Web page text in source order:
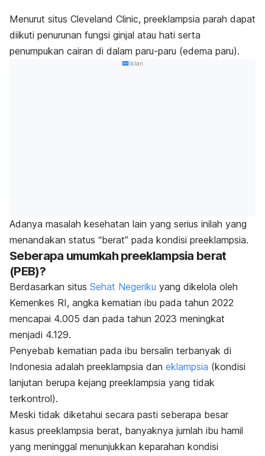
Menurut situs Cleveland Clinic, preeklampsia parah dapat
diikuti penurunan fungsi ginjal atau hati serta
penumpukan cairan di dalam paru-paru (edema paru).
Iklan
Adanya masalah kesehatan lain yang serius inilah yang
menandakan status “berat” pada kondisi preeklampsia.
Seberapa umumkah preeklampsia berat
(PEB)?
Berdasarkan situs Sehat Negeriku yang dikelola oleh
Kemenkes RI, angka kematian ibu pada tahun 2022
mencapai 4.005 dan pada tahun 2023 meningkat
menjadi 4.129.
Penyebab kematian pada ibu bersalin terbanyak di
Indonesia adalah preeklampsia dan eklampsia (kondisi
lanjutan berupa kejang preeklampsia yang tidak
terkontrol).
Meski tidak diketahui secara pasti seberapa besar
kasus preeklampsia berat, banyaknya jumlah ibu hamil
yang meninggal menunjukkan keparahan kondisi